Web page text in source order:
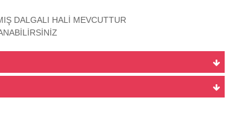
DALGALI HALİ MEVCUTTUR